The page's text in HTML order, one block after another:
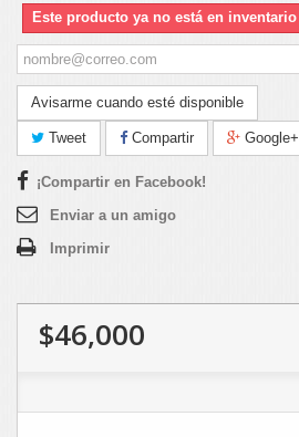
Este producto ya no está en inventario
Avisarme cuando esté disponible
Tweet Compartir Google+
¡Compartir en Facebook!
Enviar a un amigo
Imprimir
$46,000